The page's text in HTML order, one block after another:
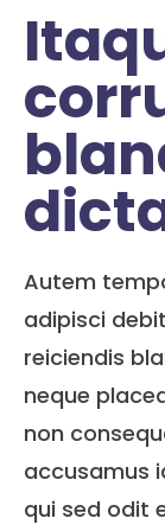
Autem
adipisci
reiciendis
neque
non
accusamus
qui sed odit